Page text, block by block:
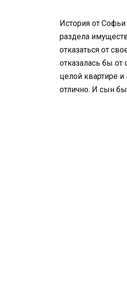
История от
раздела
отказаться от
отказалась бы
целой квартире
отлично. И сын